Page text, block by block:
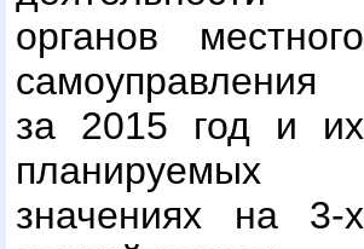
органов местного
самоуправления
за 2015 год и их
планируемых
значениях на 3-х